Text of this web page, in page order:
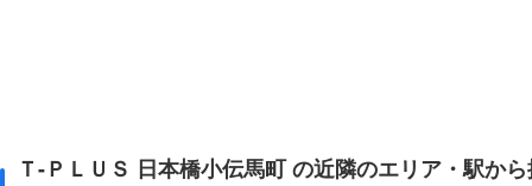
Ｔ-ＰＬＵＳ 日本橋小伝馬町 の近隣のエリア・駅か